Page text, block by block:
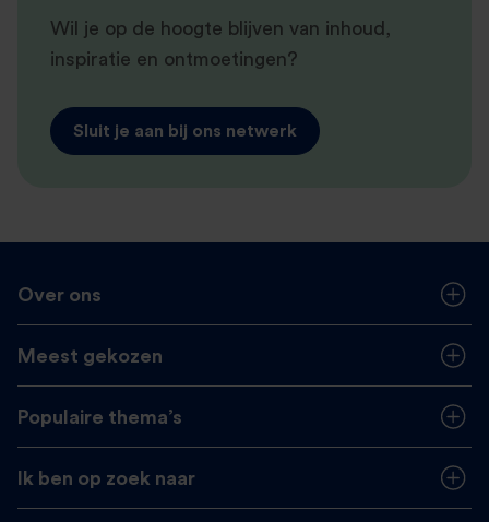
Wil je op de hoogte blijven van inhoud,
inspiratie en ontmoetingen?
Sluit je aan bij ons netwerk
Over ons
Meest gekozen
Populaire thema’s
Ik ben op zoek naar